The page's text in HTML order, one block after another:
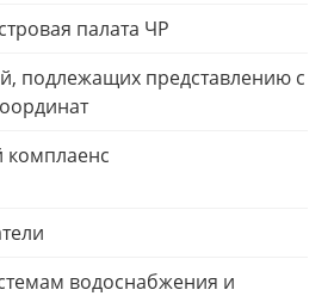
палата ЧР
подлежащих представлению с
водоснабжения и